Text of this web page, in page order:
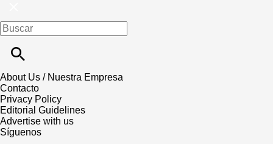
About Us / Nuestra Empresa
Contacto
Privacy Policy
Editorial Guidelines
Advertise with us
Síguenos